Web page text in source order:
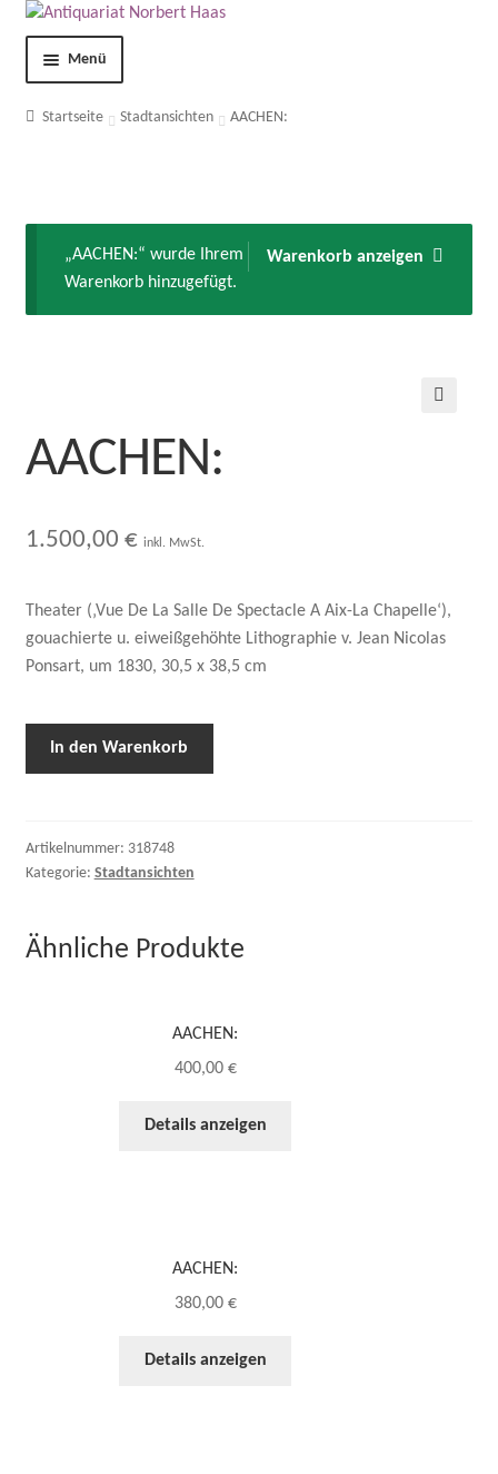
Menü
Shop
Über uns
Mein Konto
Startseite Stadtansichten AACHEN:
Warenkorb anzeigen
„AACHEN:“ wurde Ihrem
Warenkorb hinzugefügt.
AACHEN:
1.500,00 € inkl. MwSt.
Theater (‚Vue De La Salle De Spectacle A Aix-La Chapelle‘),
gouachierte u. eiweißgehöhte Lithographie v. Jean Nicolas
Ponsart, um 1830, 30,5 x 38,5 cm
In den Warenkorb
Artikelnummer: 318748
Kategorie: Stadtansichten
Ähnliche Produkte
AACHEN:
400,00 €
Details anzeigen
AACHEN:
380,00 €
Details anzeigen